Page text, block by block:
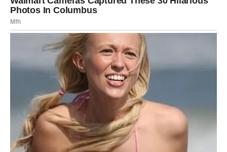
Posebno se izdvajaju Ribe, Strijelac i Jarac, kojima
zvijezde donose najviše razloga za zadovoljstvo u ljubavi,
finansijama i karijeri. Ipak, svaki znak dobija priliku da
napravi korak prema boljoj i srećnijoj budućnosti.
Zvijezde su odlučile da kraj juna bude sve samo ne
običan. Za mnoge upravo sada počinje period koji će
dugo pamtiti.